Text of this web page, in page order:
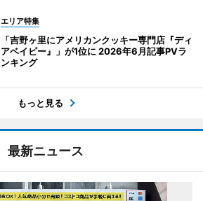
エリア特集
「吉野ヶ里にアメリカンクッキー専門店『ディ
アベイビー』」が1位に 2026年6月記事PVラ
ンキング
もっと見る
最新ニュース